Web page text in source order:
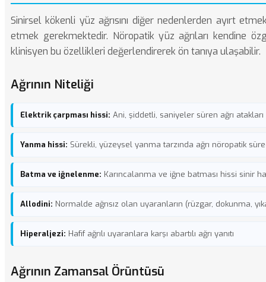
Sinirsel kökenli yüz ağrısını diğer nedenlerden ayırt
etmek gerekmektedir. Nöropatik yüz ağrıları kendine
klinisyen bu özellikleri değerlendirerek ön tanıya ulaşabilir.
Ağrının Niteliği
Elektrik çarpması hissi: Ani, şiddetli, saniyeler süren ağrı
Yanma hissi: Sürekli, yüzeysel yanma tarzında ağrı nöropatik
Batma ve iğnelenme: Karıncalanma ve iğne batması hissi sinir
Allodini: Normalde ağrısız olan uyaranların (rüzgar, dokunma,
Hiperaljezi: Hafif ağrılı uyaranlara karşı abartılı ağrı yanıtı
Ağrının Zamansal Örüntüsü